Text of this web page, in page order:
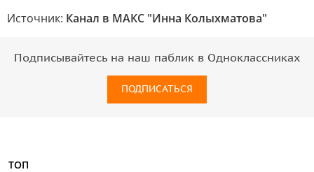
Источник: Канал в МАКС "Инна Колыхматова"
Подписывайтесь на наш паблик в Одноклассниках
ПОДПИСАТЬСЯ
ТОП